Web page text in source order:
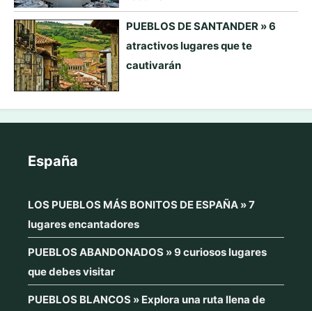
PUEBLOS DE SANTANDER » 6
atractivos lugares que te
cautivarán
España
LOS PUEBLOS MÁS BONITOS DE ESPAÑA » 7
lugares encantadores
PUEBLOS ABANDONADOS » 9 curiosos lugares
que debes visitar
PUEBLOS BLANCOS » Explora una ruta llena de